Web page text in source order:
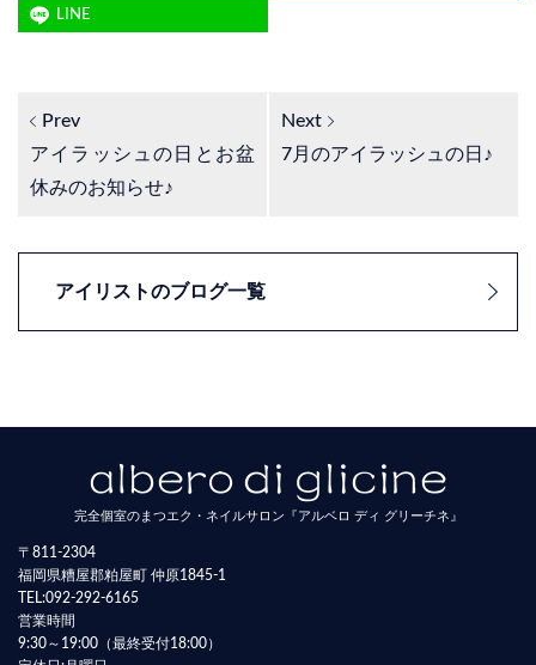
LINE
Prev
アイラッシュの日とお盆
休みのお知らせ♪
Next
7月のアイラッシュの日♪
アイリストのブログ一覧
完全個室のまつエク・ネイルサロン『アルベロ ディ グリーチネ』
〒811-2304
福岡県糟屋郡粕屋町 仲原1845-1
TEL:092-292-6165
営業時間
9:30～19:00（最終受付18:00）